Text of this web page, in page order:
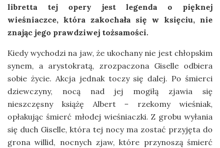
libretta tej opery jest legenda o pięknej
wieśniaczce, która zakochała się w księciu, nie
znając jego prawdziwej tożsamości.
Kiedy wychodzi na jaw, że ukochany nie jest chłopskim
synem, a arystokratą, zrozpaczona Giselle odbiera
sobie życie. Akcja jednak toczy się dalej. Po śmierci
dziewczyny, nocą nad jej mogiłą zjawia się
nieszczęsny książę Albert – rzekomy wieśniak,
opłakując śmierć młodej wieśniaczki. Z grobu wyłania
się duch Giselle, która tej nocy ma zostać przyjęta do
grona willid, nocnych zjaw, które przynoszą śmierć